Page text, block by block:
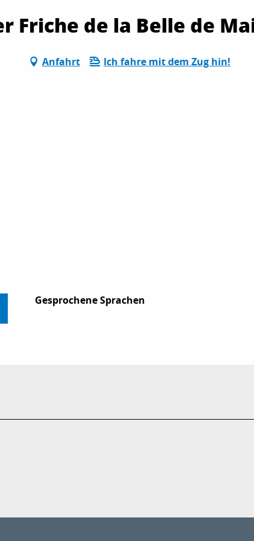
Friche de la Belle de
Anfahrt Ich fahre mit dem Zug hin!
Gesprochene Sprachen
Gesprochene Sprachen